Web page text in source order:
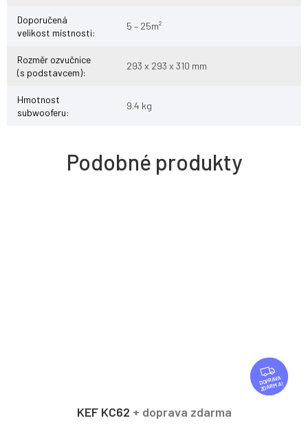
Doporučená
velikost místnosti:
5 – 25m²
Rozměr ozvučnice
(s podstavcem):
293 x 293 x 310 mm
Hmotnost
subwooferu:
9.4 kg
Z
D
A
ZDARMA
KEF KC62 + doprava zdarma